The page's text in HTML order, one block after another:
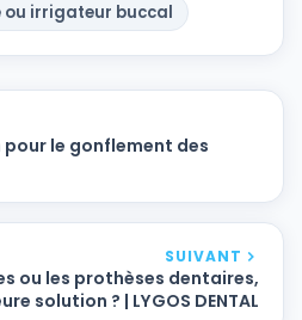
irrigateur buccal
le gonflement des
SUIVANT
ou les prothèses dentaires,
solution ? | LYGOS DENTAL